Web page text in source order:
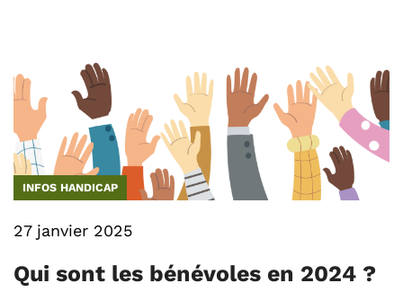
INFOS HANDICAP
27 janvier 2025
Qui sont les bénévoles en 2024 ?